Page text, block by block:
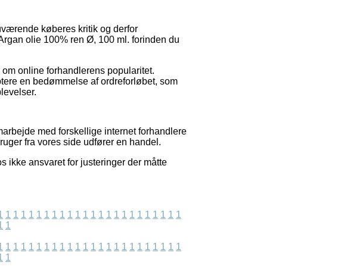
køberes kritik og derfor
olie 100% ren Ø, 100 ml. forinden du
online forhandlerens popularitet.
en bedømmelse af ordreforløbet, som
med forskellige internet forhandlere
fra vores side udfører en handel.
ikke ansvaret for justeringer der måtte
1 1 1 1 1 1 1 1 1 1 1 1 1 1 1 1 1 1 1 1 1 1 1
1
1 1 1 1 1 1 1 1 1 1 1 1 1 1 1 1 1 1 1 1 1 1 1
1